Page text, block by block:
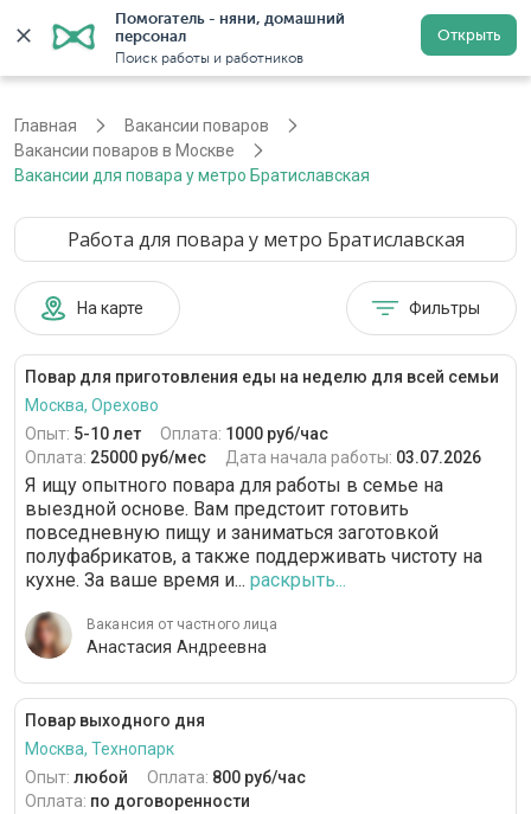
Помогатель - няни, домашний
персонал
Поиск работы и работников
Открыть
Регистрация
Главная
Вакансии поваров
Вакансии поваров в Москве
Вакансии для повара у метро Братиславская
Работа для повара у метро Братиславская
На карте Фильтры
Повар для приготовления еды на неделю для всей семьи
Москва, Орехово
Опыт: 5-10 лет Оплата: 1000 руб/час
Оплата: 25000 руб/мес Дата начала работы: 03.07.2026
Я ищу опытного повара для работы в семье на
выездной основе. Вам предстоит готовить
повседневную пищу и заниматься заготовкой
полуфабрикатов, а также поддерживать чистоту на
кухне. За ваше время и... раскрыть...
Вакансия от частного лица
Анастасия Андреевна
Повар выходного дня
Москва, Технопарк
Опыт: любой Оплата: 800 руб/час
Оплата: по договоренности